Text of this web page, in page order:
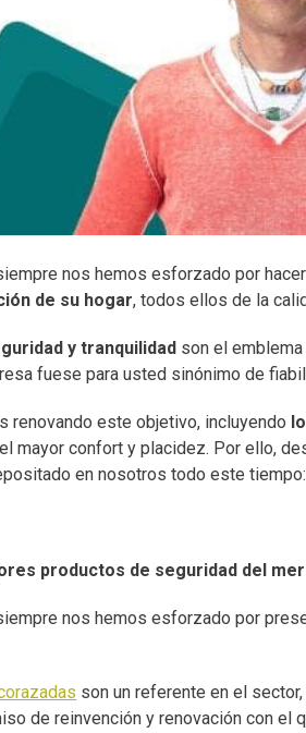
nos hemos esforzado por
de su hogar, todos ellos de la
y tranquilidad son el
fuese para usted sinónimo de
renovando este objetivo, incluyendo
mayor confort y placidez. Por ello,
en nosotros todo este
productos de seguridad del
nos hemos esforzado por
son un referente en el
de reinvención y renovación con el